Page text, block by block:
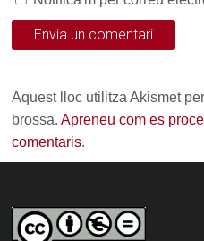
Aquest lloc utilitza Akismet
brossa.Apreneu com es
comentaris.